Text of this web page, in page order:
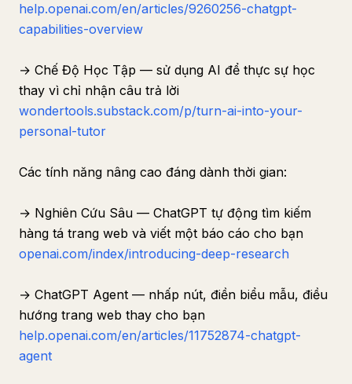
help.openai.com/en/articles/9260256-chatgpt-
capabilities-overview
→ Chế Độ Học Tập — sử dụng AI để thực sự học
thay vì chỉ nhận câu trả lời
wondertools.substack.com/p/turn-ai-into-your-
personal-tutor
Các tính năng nâng cao đáng dành thời gian:
→ Nghiên Cứu Sâu — ChatGPT tự động tìm kiếm
hàng tá trang web và viết một báo cáo cho bạn
openai.com/index/introducing-deep-research
→ ChatGPT Agent — nhấp nút, điền biểu mẫu, điều
hướng trang web thay cho bạn
help.openai.com/en/articles/11752874-chatgpt-
agent